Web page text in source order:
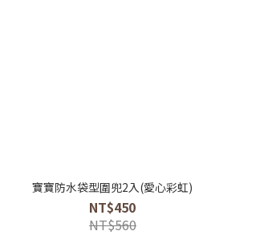
寶寶防水袋型圍兜2入(愛心彩虹)
NT$450
NT$560